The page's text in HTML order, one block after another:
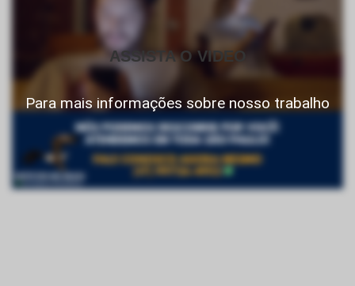
ASSISTA O VIDEO
Para mais informações sobre nosso trabalho